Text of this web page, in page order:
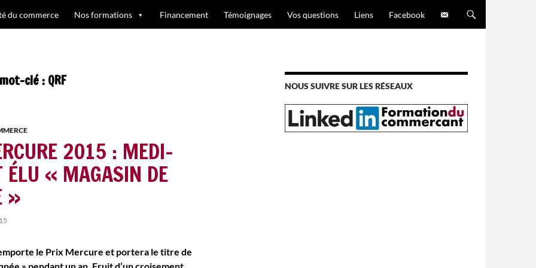
du commerce Nos formations Financement Témoignages Vos questions Liens Facebook
clé : QRF
2015 : MEDI-
ÉLU « MAGASIN DE
»
le Prix Mercure et portera le titre de
NOUS SUIVRE SUR LES RÉSEAUX